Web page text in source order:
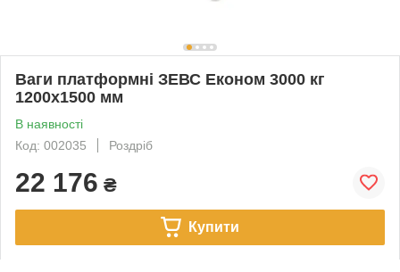
Ваги платформні ЗЕВС Економ 3000 кг
1200х1500 мм
В наявності
Код: 002035
Роздріб
22 176 ₴
Купити